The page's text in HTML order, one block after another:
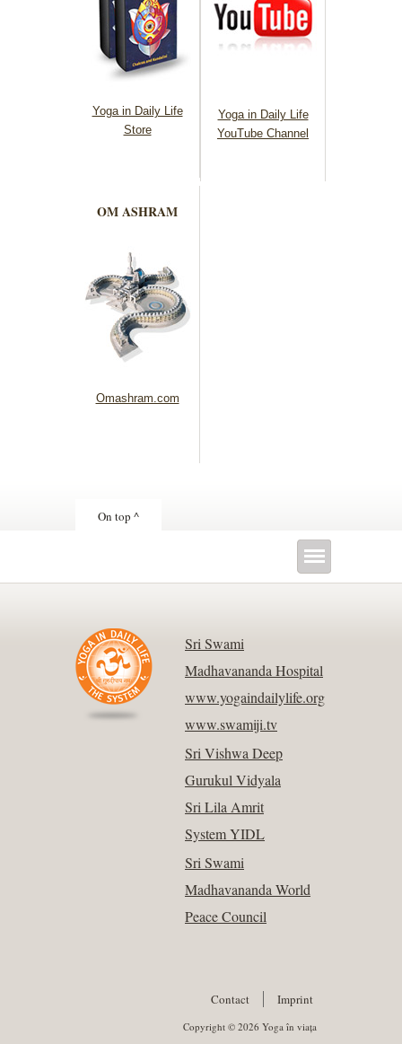
Yoga in Daily Life
Store
Yoga in Daily Life
YouTube Channel
OM ASHRAM
Omashram.com
On top ^
Sri Swami
Madhavananda Hospital
www.yogaindailylife.org
www.swamiji.tv
Sri Vishwa Deep
Gurukul Vidyala
Sri Lila Amrit
System YIDL
Sri Swami
Madhavananda World
Peace Council
Contact Imprint
Copyright © 2026 Yoga în viața